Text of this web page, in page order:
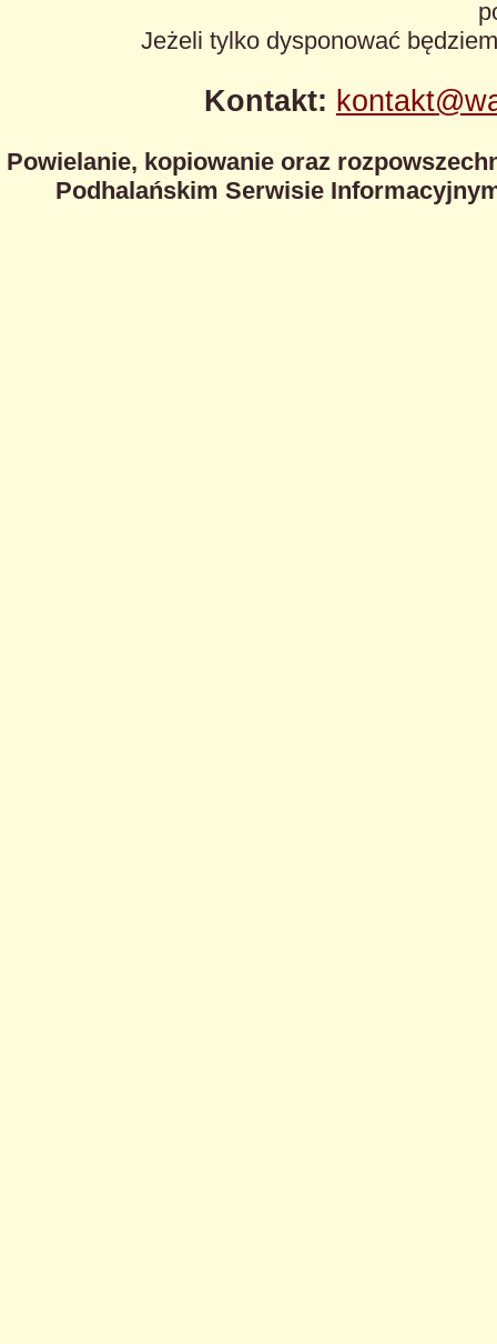
Jeżeli tylko dysponować
Kontakt:
Powielanie, kopiowanie oraz
Podhalańskim Serwisie